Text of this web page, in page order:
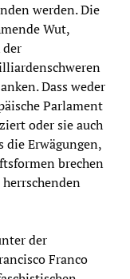
werden. Die
Wut,
Dass weder
Parlament
oder sie auch
die Erwägungen,
brechen
der
Franco